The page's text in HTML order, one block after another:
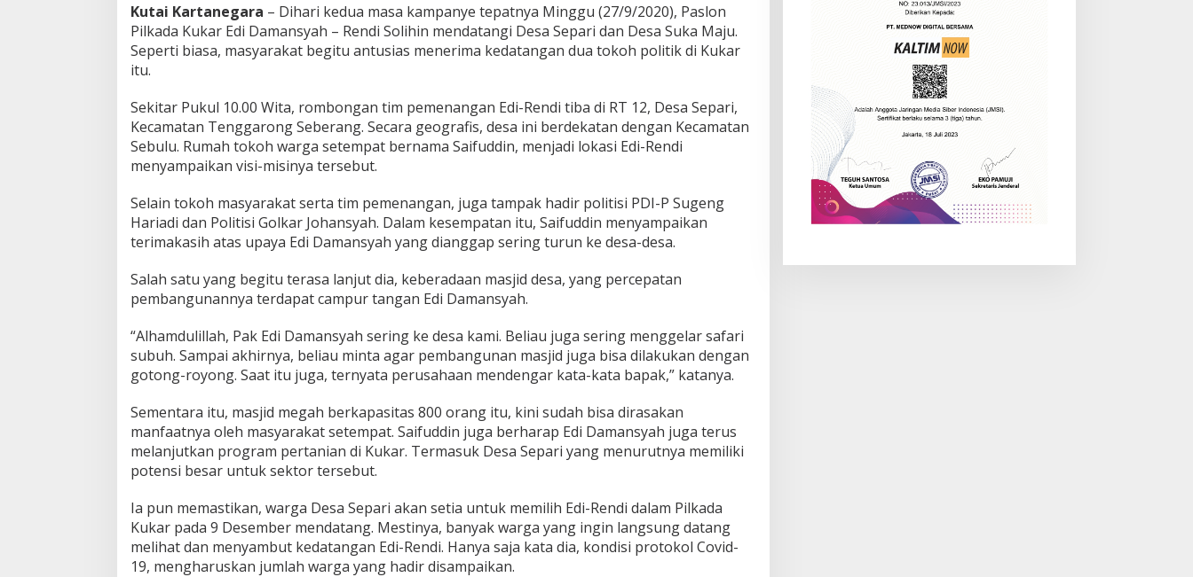
Kutai Kartanegara – Dihari kedua masa kampanye tepatnya Minggu (27/9/2020), Paslon
Pilkada Kukar Edi Damansyah – Rendi Solihin mendatangi Desa Separi dan Desa Suka Maju.
Seperti biasa, masyarakat begitu antusias menerima kedatangan dua tokoh politik di Kukar
itu.
Sekitar Pukul 10.00 Wita, rombongan tim pemenangan Edi-Rendi tiba di RT 12, Desa Separi,
Kecamatan Tenggarong Seberang. Secara geografis, desa ini berdekatan dengan Kecamatan
Sebulu. Rumah tokoh warga setempat bernama Saifuddin, menjadi lokasi Edi-Rendi
menyampaikan visi-misinya tersebut.
Selain tokoh masyarakat serta tim pemenangan, juga tampak hadir politisi PDI-P Sugeng
Hariadi dan Politisi Golkar Johansyah. Dalam kesempatan itu, Saifuddin menyampaikan
terimakasih atas upaya Edi Damansyah yang dianggap sering turun ke desa-desa.
Salah satu yang begitu terasa lanjut dia, keberadaan masjid desa, yang percepatan
pembangunannya terdapat campur tangan Edi Damansyah.
“Alhamdulillah, Pak Edi Damansyah sering ke desa kami. Beliau juga sering menggelar safari
subuh. Sampai akhirnya, beliau minta agar pembangunan masjid juga bisa dilakukan dengan
gotong-royong. Saat itu juga, ternyata perusahaan mendengar kata-kata bapak,” katanya.
Sementara itu, masjid megah berkapasitas 800 orang itu, kini sudah bisa dirasakan
manfaatnya oleh masyarakat setempat. Saifuddin juga berharap Edi Damansyah juga terus
melanjutkan program pertanian di Kukar. Termasuk Desa Separi yang menurutnya memiliki
potensi besar untuk sektor tersebut.
Ia pun memastikan, warga Desa Separi akan setia untuk memilih Edi-Rendi dalam Pilkada
Kukar pada 9 Desember mendatang. Mestinya, banyak warga yang ingin langsung datang
melihat dan menyambut kedatangan Edi-Rendi. Hanya saja kata dia, kondisi protokol Covid-
19, mengharuskan jumlah warga yang hadir disampaikan.